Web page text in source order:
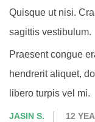
Quisque ut nisi.
sagittis vestibulum.
Praesent congue
hendrerit aliquet,
libero turpis vel mi.
JASIN S. 12